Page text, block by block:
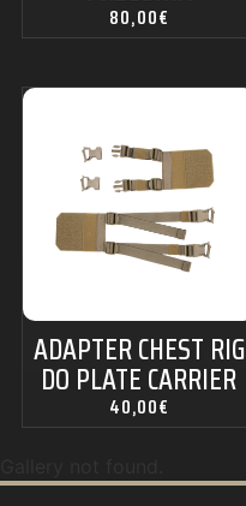
80,00€
ADAPTER CHEST RIG
DO PLATE CARRIER
40,00€